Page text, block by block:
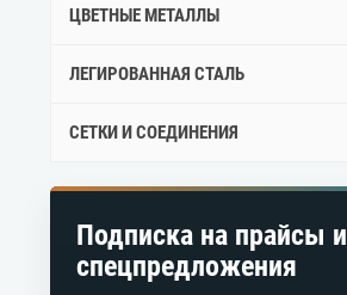
ЦВЕТНЫЕ МЕТАЛЛЫ
ЛЕГИРОВАННАЯ СТАЛЬ
СЕТКИ И СОЕДИНЕНИЯ
Подписка на прайсы и
спецпредложения